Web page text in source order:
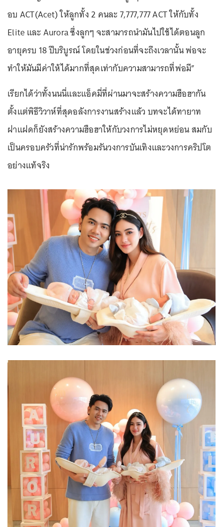
อบ ACT(Acet) ให้ลูกทั้ง 2 คนละ 7,777,777 ACT ให้กับทั้ง
Elite และ Aurora ซึ่งลูกๆ จะสามารถนำมันไปใช้ได้ตอนลูก
อายุครบ 18 ปีบริบูรณ์ โดยในช่วงก่อนที่จะถึงเวลานั้น พ่อจะ
ทำให้มันมีค่าให้ได้มากที่สุดเท่ากับความสามารถที่พ่อมี”
เรียกได้ว่าทั้งนนนี่และแอ็คมี่ที่ผ่านมาจะสร้างความฮือฮากัน
ตั้งแต่พิธีวิวาห์ที่สุดอลังการงานสร้างแล้ว บทจะได้ทายาท
ฝาแฝดก็ยังสร้างความฮือฮาให้กับวงการไม่หยุดหย่อน สมกับ
เป็นครอบครัวที่น่ารักพร้อมรันวงการบันเทิงและวงการคริปโต
อย่างแท้จริง